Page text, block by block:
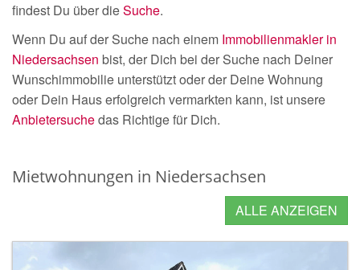
findest Du über dieSuche.
Wenn Du auf der Suche nach einem Immobilienmakler in
Niedersachsen bist, der Dich bei der Suche nach Deiner
Wunschimmobilie unterstützt oder der Deine Wohnung
oder Dein Haus erfolgreich vermarkten kann, ist unsere
Anbietersuchedas Richtige für Dich.
Mietwohnungen in Niedersachsen
ALLE ANZEIGEN